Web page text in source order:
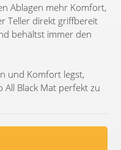
Ablagen mehr Komfort,
Teller direkt griffbereit
behältst immer den
und Komfort legst,
All Black Mat perfekt zu